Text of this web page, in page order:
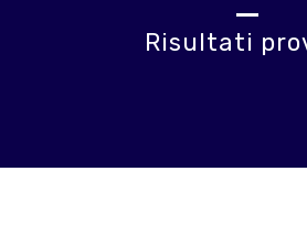
Risultati